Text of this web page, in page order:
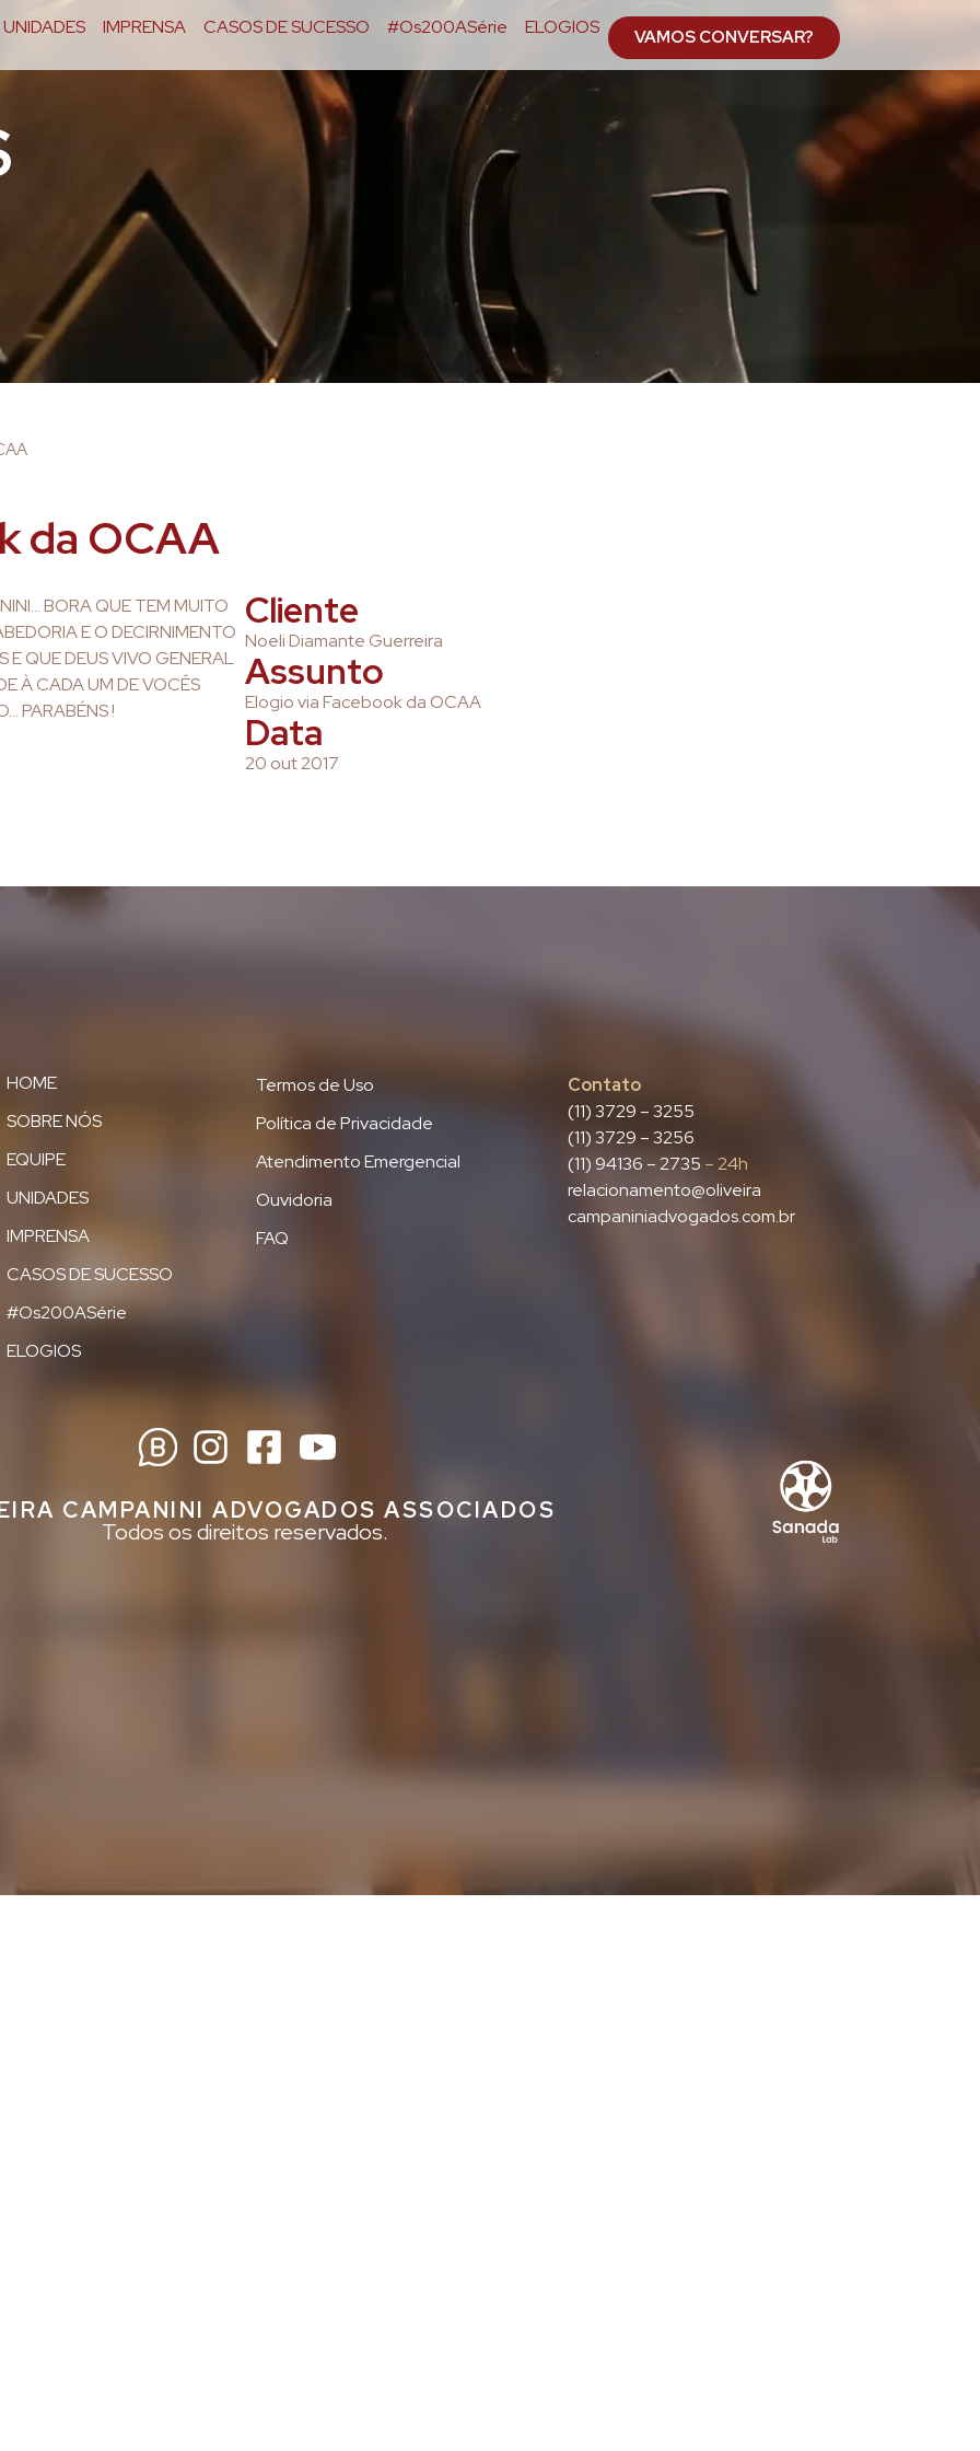
UNIDADES IMPRENSA CASOS DE SUCESSO #Os200ASérie ELOGIOS VAMOS CONVERSAR?
da OCAA
BORA QUE TEM MUITO
E O DECIRNIMENTO
E QUE DEUS VIVO GENERAL
À CADA UM DE VOCÊS
PARABÉNS !
Cliente
Noeli Diamante Guerreira
Assunto
Elogio via Facebook da OCAA
Data
20 out 2017
HOME
SOBRE NÓS
EQUIPE
UNIDADES
IMPRENSA
CASOS DE SUCESSO
#Os200ASérie
ELOGIOS
Termos de Uso
Política de Privacidade
Atendimento Emergencial
Ouvidoria
FAQ
Contato
(11) 3729 – 3255
(11) 3729 – 3256
(11) 94136 – 2735 – 24h
relacionamento@oliveira
campaniniadvogados.com.br
CAMPANINI ADVOGADOS ASSOCIADOS
Todos os direitos reservados.